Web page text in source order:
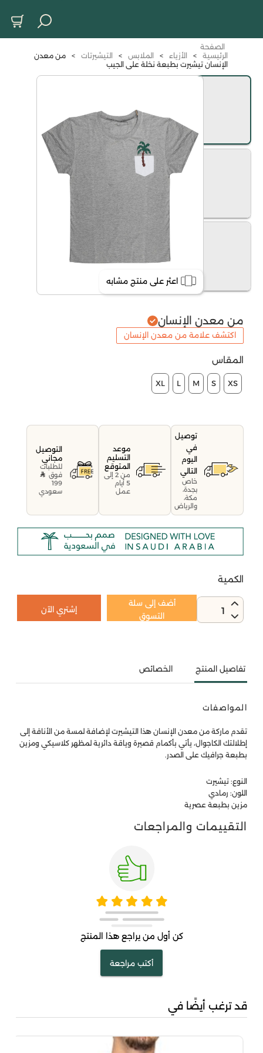
الصفحة
الرئيسية
> الأزياء > الملابس > التيشيرتات >
من معدن
الإنسان تيشيرت بطبعة نخلة على الجيب
اعثر على منتج مشابه
من معدن الإنسان
اكتشف علامة من معدن الإنسان
المقاس
XS
S
M
L
XL
توصيل
في
اليوم
التالي
خاص
بجدة،
مكة،
والرياض
موعد
التسليم
المتوقع
من 2 إلى
5 أيام
عمل
التوصيل
مجاني
للطلبات
فوق
199
سعودي
الكمية
1
أضف إلى سلة
التسوق
إشتري الآن
تفاصيل المنتج الخصائص
المواصفات
تقدم ماركة من معدن الإنسان هذا التيشيرت لإضافة لمسة من الأناقة إلى
إطلالتك الكاجوال، يأتي بأكمام قصيرة وياقة دائرية لمظهر كلاسيكي ومزين
بطبعة جرافيك على الصدر.
النوع: تيشيرت
اللون: رمادي
مزين بطبعة عصرية
التقييمات والمراجعات
كن أول من يراجع هذا المنتج
أكتب مراجعة
قد ترغب أيضًا في